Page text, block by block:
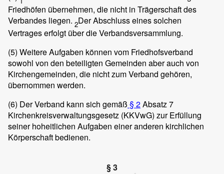
Friedhöfen übernehmen, die nicht in Trägerschaft des
Verbandes liegen. 2Der Abschluss eines solchen
Vertrages erfolgt über die Verbandsversammlung.
(5) Weitere Aufgaben können vom Friedhofsverband
sowohl von den beteiligten Gemeinden aber auch von
Kirchengemeinden, die nicht zum Verband gehören,
übernommen werden.
(6) Der Verband kann sich gemäß § 2Absatz 7
Kirchenkreisverwaltungsgesetz (KKVwG) zur Erfüllung
seiner hoheitlichen Aufgaben einer anderen kirchlichen
Körperschaft bedienen.
§ 3